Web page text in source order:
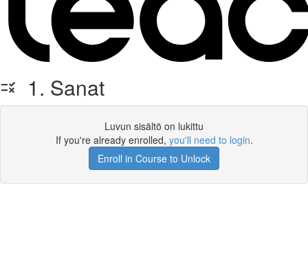
1. Sanat
Luvun sisältö on lukittu
If you're already enrolled, you'll need to login.
Enroll in Course to Unlock